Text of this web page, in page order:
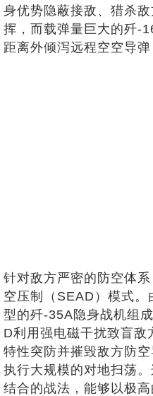
身优势隐蔽接敌、猎杀
挥，而载弹量巨大的歼-
距离外倾泻远程空空导
针对敌方严密的防空体
空压制（SEAD）模式
型的歼-35A隐身战机组
D利用强电磁干扰致盲
特性突防并摧毁敌方防
执行大规模的对地扫荡。
结合的战法，能够以极